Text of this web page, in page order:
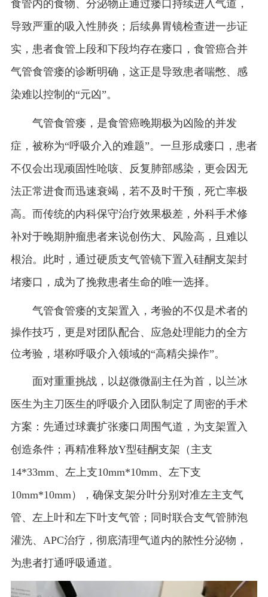
食管内的食物、分泌物正通过瘘口持续进入气道，
导致严重的吸入性肺炎；后续鼻胃镜检查进一步证
实，患者食管上段和下段均存在瘘口，食管癌合并
气管食管瘘的诊断明确，这正是导致患者喘憋、感
染难以控制的“元凶”。
气管食管瘘，是食管癌晚期极为凶险的并发
症，被称为“呼吸介入的难题”。一旦形成瘘口，患者
不仅会出现顽固性呛咳、反复肺部感染，更会因无
法正常进食而迅速衰竭，若不及时干预，死亡率极
高。而传统的内科保守治疗效果极差，外科手术修
补对于晚期肿瘤患者来说创伤大、风险高，且难以
根治。此时，通过硬质支气管镜下置入硅酮支架封
堵瘘口，成为了挽救患者生命的唯一选择。
气管食管瘘的支架置入，考验的不仅是术者的
操作技巧，更是对团队配合、应急处理能力的全方
位考验，堪称呼吸介入领域的“高精尖操作”。
面对重重挑战，以赵微微副主任为首，以兰冰
医生为主刀医生的呼吸介入团队制定了周密的手术
方案：先通过球囊扩张瘘口周围气道，为支架置入
创造条件；再精准释放Y型硅酮支架（主支
14*33mm、左上支10mm*10mm、左下支
10mm*10mm），确保支架分叶分别对准左主支气
管、左上叶和左下叶支气管；同时联合支气管肺泡
灌洗、 APC治疗，彻底清理气道内的脓性分泌物，
为患者打通呼吸通道。